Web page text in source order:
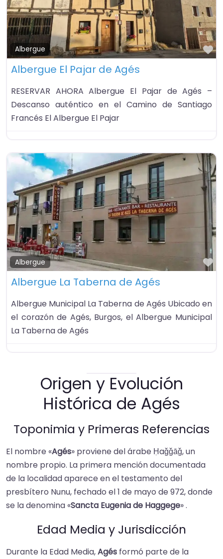
Albergue
Albergue El Pajar de Agés
RESERVAR AHORA Albergue El Pajar de Agés –
Descanso auténtico en el Camino de Santiago
Francés El Albergue El Pajar
Albergue
Albergue La Taberna de Agés
Albergue Municipal La Taberna de Agés Ubicado en
el corazón de Agés, Burgos, el Albergue Municipal
La Taberna de Agés
Origen y Evolución
Histórica de Agés
Toponimia y Primeras Referencias
El nombre «Agés» proviene del árabe Ḥaǧǧāǧ, un
nombre propio. La primera mención documentada
de la localidad aparece en el testamento del
presbítero Nunu, fechado el 1 de mayo de 972, donde
se la denomina «Sancta Eugenia de Haggege» .​
Edad Media y Jurisdicción
Durante la Edad Media,Agés formó parte de la